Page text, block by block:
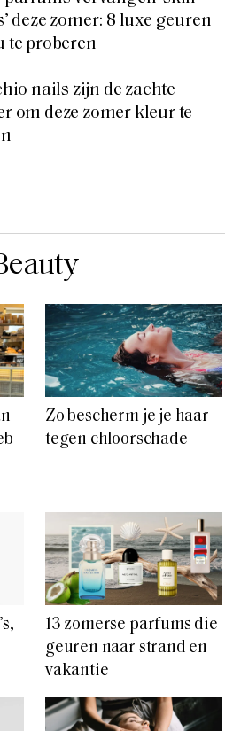
deze zomer: 8 luxe geuren
te proberen
nails zijn de zachte
om deze zomer kleur te
Zo bescherm je je haar
tegen chloorschade
13 zomerse parfums die
geuren naar strand en
vakantie